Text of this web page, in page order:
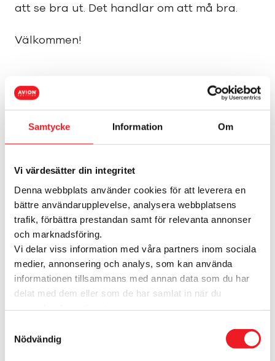
Samtycke Information Om
Vi värdesätter din integritet
Denna webbplats använder cookies för att leverera en
bättre användarupplevelse, analysera webbplatsens
trafik, förbättra prestandan samt för relevanta annonser
och marknadsföring.
Vi delar viss information med våra partners inom sociala
medier, annonsering och analys, som kan använda
informationen tillsammans med annan data som du har
delat med dem eller som de har samlat in när du
Nödvändig
att se bra ut. Det handlar om att må bra.
Välkommen!
Kampanjer från
Rituals
Just nu finns det inga aktuella kampanjer
Rituals tar emot
presentkort!
Ett presentkort från Avion Shopping är
lätt att ge och roligt att få!